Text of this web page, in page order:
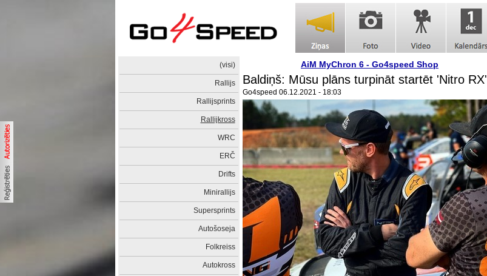
(visi)
Rallijs
Rallijsprints
Rallijkross
WRC
ERČ
Drifts
Minirallijs
Supersprints
Autošoseja
Folkreiss
Autokross
AiM MyChron 6 - Go4speed Shop
Baldiņš: Mūsu plāns turpināt startēt 'Nitro RX'
Go4speed 06.12.2021 - 18:03